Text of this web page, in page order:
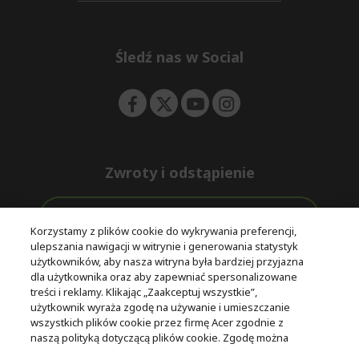
n
d i
e
Śledź nas w Social
Zwroty i odstąpienie
Darmowa
ekspresowa
dostawa
Wsparcie
przed i po
zakupie
Bezpieczne
płatności
© 2025 Acer Inc.
Firma CPYou BV jest autoryzowanym sprzedawcą produktów i
Korzystamy z plików cookie do wykrywania preferencji,
ulepszania nawigacji w witrynie i generowania statystyk
użytkowników, aby nasza witryna była bardziej przyjazna
dla użytkownika oraz aby zapewniać spersonalizowane
treści i reklamy. Klikając „Zaakceptuj wszystkie”,
użytkownik wyraża zgodę na używanie i umieszczanie
wszystkich plików cookie przez firmę Acer zgodnie z
naszą polityką dotyczącą plików cookie. Zgodę można